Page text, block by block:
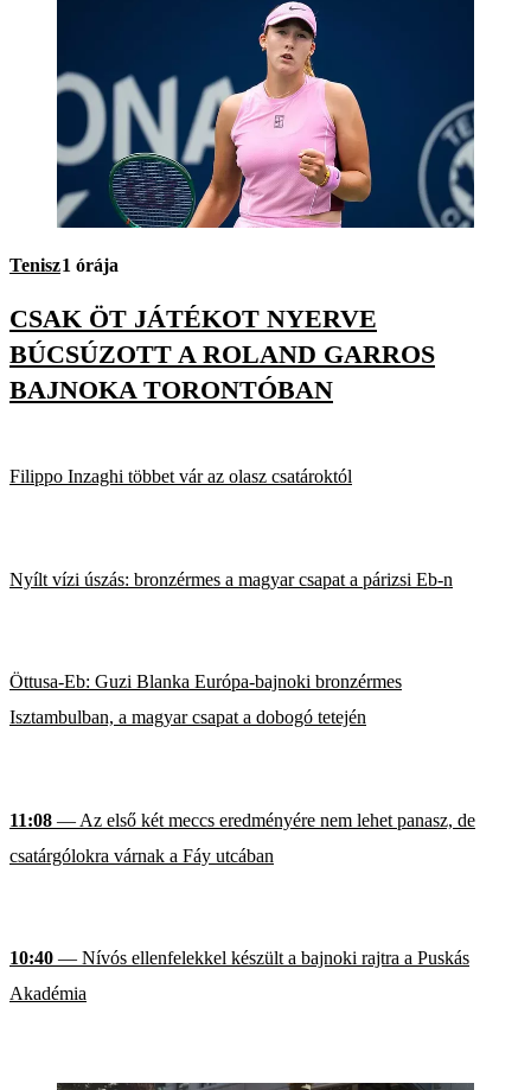
Tenisz1 órája
CSAK ÖT JÁTÉKOT NYERVE
BÚCSÚZOTT A ROLAND GARROS
BAJNOKA TORONTÓBAN
Filippo Inzaghi többet vár az olasz csatároktól
Nyílt vízi úszás: bronzérmes a magyar csapat a párizsi Eb-n
Öttusa-Eb: Guzi Blanka Európa-bajnoki bronzérmes
Isztambulban, a magyar csapat a dobogó tetején
11:08 — Az első két meccs eredményére nem lehet panasz, de
csatárgólokra várnak a Fáy utcában
10:40 — Nívós ellenfelekkel készült a bajnoki rajtra a Puskás
Akadémia